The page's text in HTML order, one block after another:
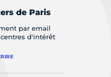
de Paris
par email
d'intérêt